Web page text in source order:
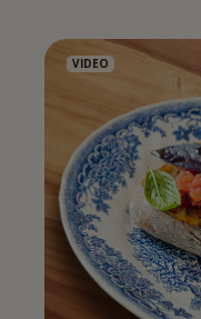
VIDEO